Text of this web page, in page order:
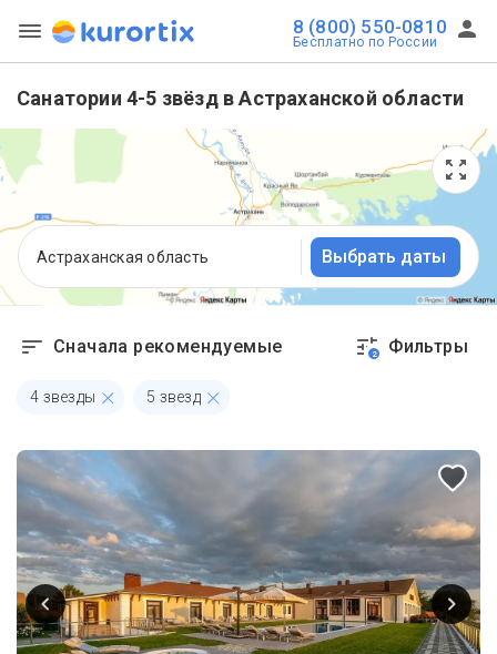
8 (800) 550-0810
Бесплатно по России
Санатории 4-5 звёзд в Астраханской области
Астраханская область Выбрать даты
Сначала рекомендуемые 2 Фильтры
4 звезды 5 звезд